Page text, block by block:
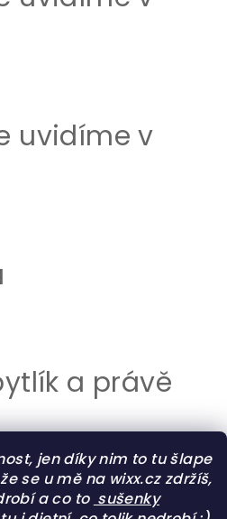
jen díky nim to tu šlape
se u mě na wixx.cz zdržíš,
a co to sušenky
uvidíme v
a právě